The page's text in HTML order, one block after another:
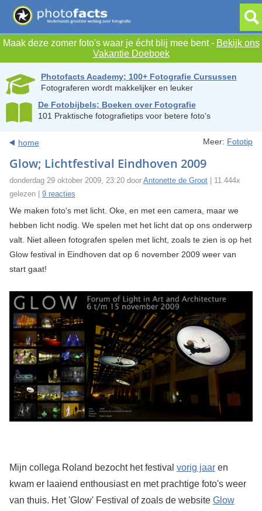
Maak deze zomer foto's waar je écht blij mee bent - Bekijk ons
Vakantie Doeboek
Photofacts Academy; 100+ Fotografie Cursussen
Fotograferen wordt makkelijker en leuker
De Fotobijbels; Boeken over Fotografie
101 Praktische fotografietips voor betere foto's
home Meer: Fototip
Glow; Lichtfestival Eindhoven 2009
donderdag 29 oktober 2009, 23:20 door Antonette de Groot| 11.444x
gelezen | 9 reacties
We maken foto's met licht. Oke, en met een camera, maar we
hebben licht nodig. We spelen met het licht dat op ons onderwerp
valt. Niet alleen fotografen spelen met licht, zoals te zien is op het
Glow festival in Eindhoven dat op 6 november 2009 weer van
start gaat!
Mijn collega Roland bezocht het festival vorig jaaren
kwam er laaiend enthousiast en met prachtige foto's weer
van thuis. Het 'Glow' Festival of zoals de website Glow